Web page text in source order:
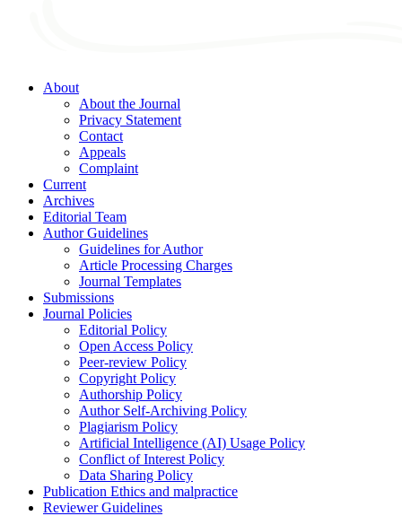
About
About the Journal
Privacy Statement
Contact
Appeals
Complaint
Current
Archives
Editorial Team
Author Guidelines
Guidelines for Author
Article Processing Charges
Journal Templates
Submissions
Journal Policies
Editorial Policy
Open Access Policy
Peer-review Policy
Copyright Policy
Authorship Policy
Author Self-Archiving Policy
Plagiarism Policy
Artificial Intelligence (AI) Usage Policy
Conflict of Interest Policy
Data Sharing Policy
Publication Ethics and malpractice
Reviewer Guidelines